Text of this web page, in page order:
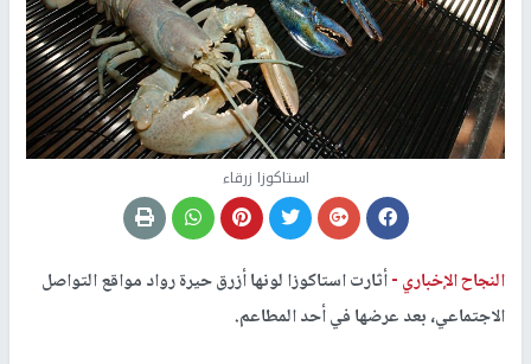
استاكوزا زرقاء
النجاح الإخباري -أثارت استاكوزا لونها أزرق حيرة رواد مواقع التواصل
الاجتماعي، بعد عرضها في أحد المطاعم.